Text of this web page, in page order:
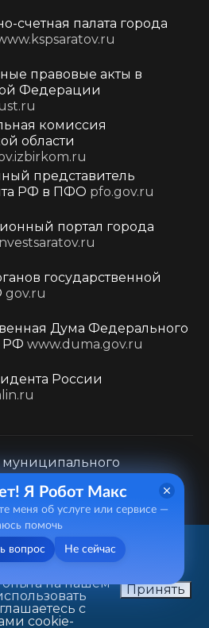
счетная палата города
правовые акты в
Федерации
комиссия
области
представитель
РФ в ПФО pfo.gov.ru
портал города
государственной
gov.ru
Дума Федерального
РФ www.duma.gov.ru
России
округа «Город
обработки
Первомайская, д. 78
лучшего
опыта на нашем
с
cookie-
Принять
Я Робот Макс
меня об услуге или сервисе —
помочь
вопрос Не сейчас